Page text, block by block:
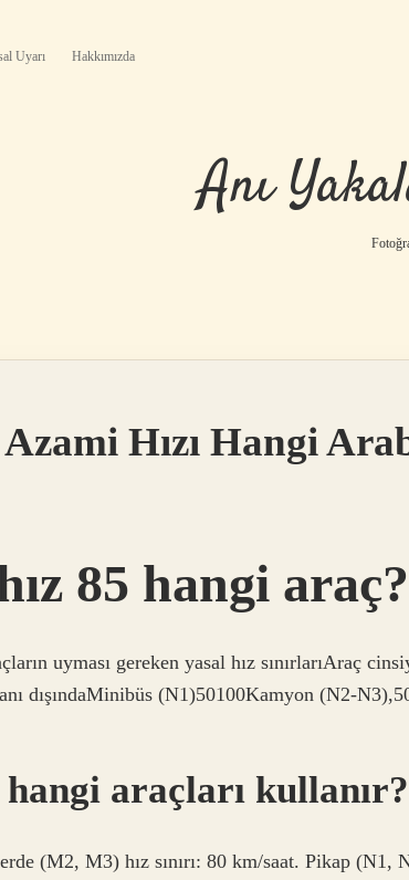
Uyarı Hakkımızda
Anı
Hızı Hangi
85 hangi araç?
uyması gereken yasal hız sınırlarıAraç
dışındaMinibüs (N1)50100Kamyon (N2-
hangi araçları kullanır?
(M2, M3) hız sınırı: 80 km/saat. Pikap (N1,